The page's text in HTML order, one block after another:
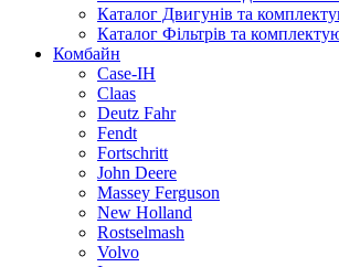
Каталог Двигунів та
Каталог Фільтрів та
Комбайн
Case-IH
Claas
Deutz Fahr
Fendt
Fortschritt
John Deere
Massey Ferguson
New Holland
Rostselmash
Volvo